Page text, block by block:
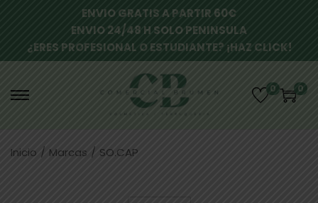
ENVIO GRATIS A PARTIR 60€
ENVIO 24/48 H SOLO PENINSULA
¿ERES PROFESIONAL O ESTUDIANTE? ¡HAZ CLICK!
0 0
Inicio / Marcas / SO.CAP